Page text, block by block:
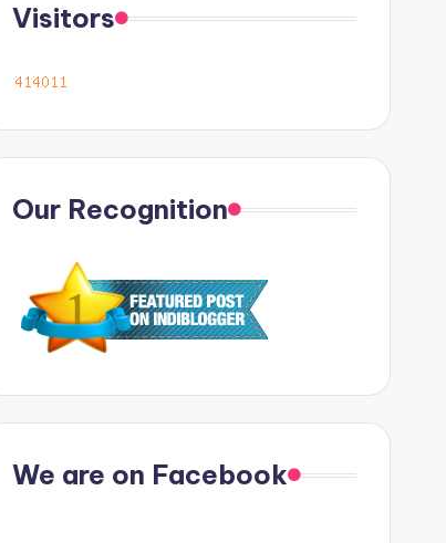
Visitors
Our Recognition
We are on Facebook